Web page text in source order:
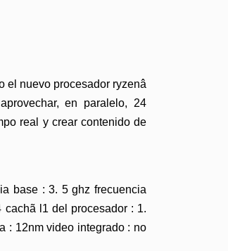
nuevo procesador ryzenâ
en paralelo, 24
real y crear contenido de
base : 3. 5 ghz frecuencia
l1 del procesador : 1.
: 12nm video integrado : no